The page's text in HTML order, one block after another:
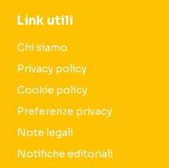
Link utili
Chi siamo
Privacy policy
Cookie policy
Preferenze privacy
Note legali
Notifiche editoriali